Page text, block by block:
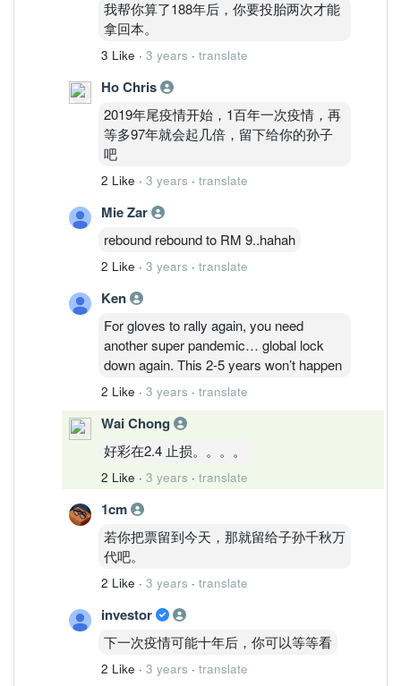
我帮你算了188年后，你要投胎两次才能
拿回本。
3 Like · 3 years · translate
Ho Chris
2019年尾疫情开始，1百年一次疫情，再
等多97年就会起几倍，留下给你的孙子
吧
2 Like · 3 years · translate
Mie Zar
rebound rebound to RM 9..hahah
2 Like · 3 years · translate
Ken
For gloves to rally again, you need
another super pandemic… global lock
down again. This 2-5 years won’t happen
2 Like · 3 years · translate
Wai Chong
好彩在2.4 止损。。。。
2 Like · 3 years · translate
1cm
若你把票留到今天，那就留给子孙千秋万
代吧。
2 Like · 3 years · translate
investor
下一次疫情可能十年后，你可以等等看
2 Like · 3 years · translate